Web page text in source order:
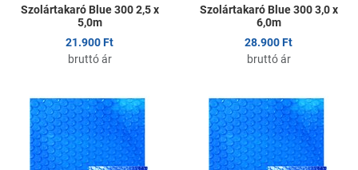
Szolártakaró Blue 300 2,5 x
5,0m
21.900 Ft
bruttó ár
Szolártakaró Blue 300 3,0 x
6,0m
28.900 Ft
bruttó ár
Kedvencekhez adom
Összehasonlítom